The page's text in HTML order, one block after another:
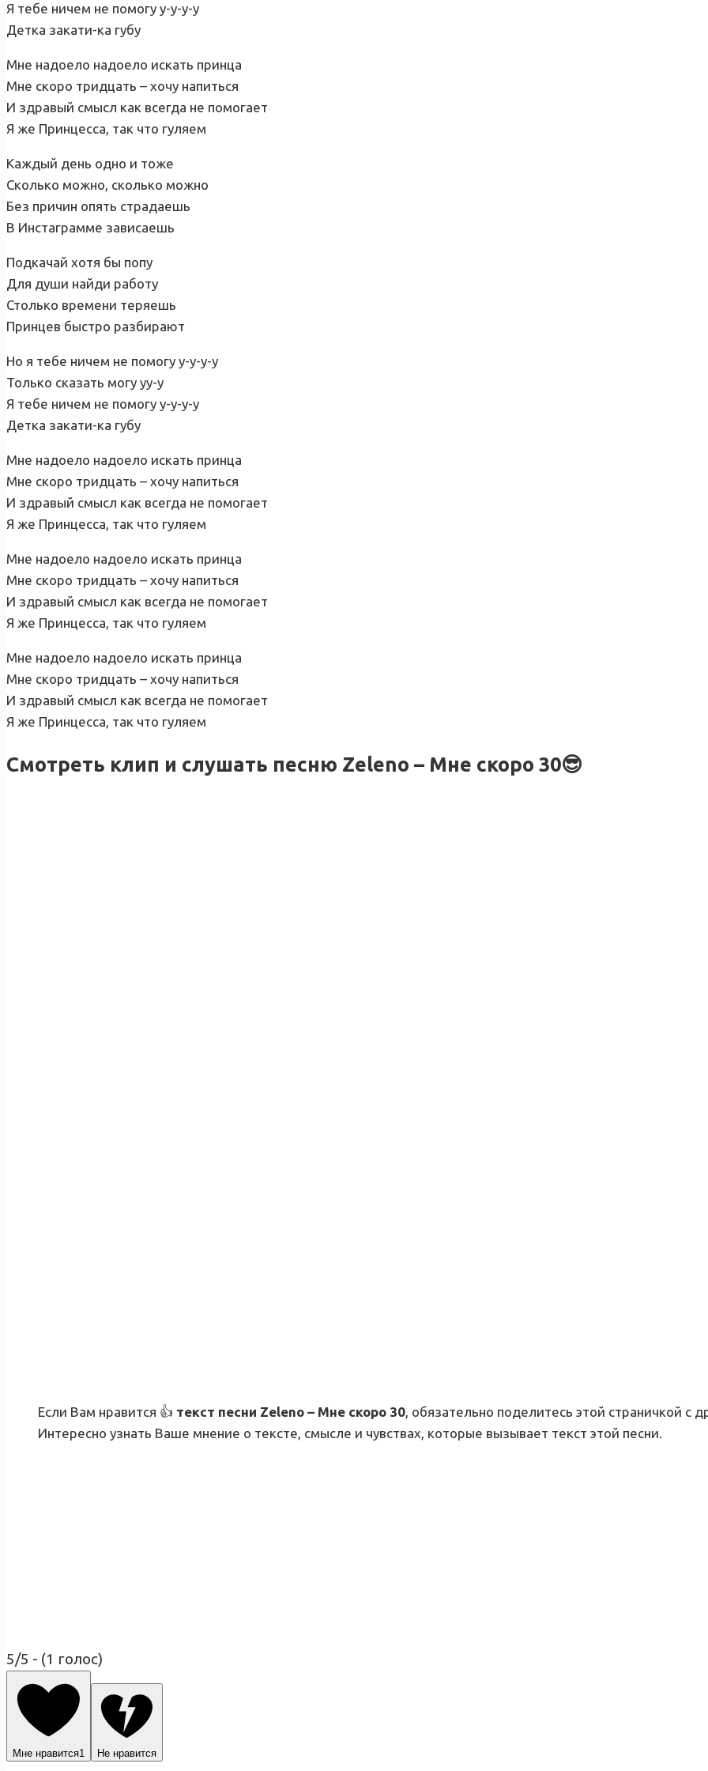
Я тебе ничем не помогу у-у-у-у
Детка закати-ка губу
Мне надоело надоело искать принца
Мне скоро тридцать – хочу напиться
И здравый смысл как всегда не помогает
Я же Принцесса, так что гуляем
Каждый день одно и тоже
Сколько можно, сколько можно
Без причин опять страдаешь
В Инстаграмме зависаешь
Подкачай хотя бы попу
Для души найди работу
Столько времени теряешь
Принцев быстро разбирают
Но я тебе ничем не помогу у-у-у-у
Только сказать могу уу-у
Я тебе ничем не помогу у-у-у-у
Детка закати-ка губу
Мне надоело надоело искать принца
Мне скоро тридцать – хочу напиться
И здравый смысл как всегда не помогает
Я же Принцесса, так что гуляем
Мне надоело надоело искать принца
Мне скоро тридцать – хочу напиться
И здравый смысл как всегда не помогает
Я же Принцесса, так что гуляем
Мне надоело надоело искать принца
Мне скоро тридцать – хочу напиться
И здравый смысл как всегда не помогает
Я же Принцесса, так что гуляем
Смотреть клип и слушать песню Zeleno – Мне скоро 30😎
Если Вам нравится 👍 текст песни Zeleno – Мне скоро 30, обязательно поделитесь этой страничкой с
Интересно узнать Ваше мнение о тексте, смысле и чувствах, которые вызывает текст этой песни.
5/5 - (1 голос)
Мне нравится1 Не нравится